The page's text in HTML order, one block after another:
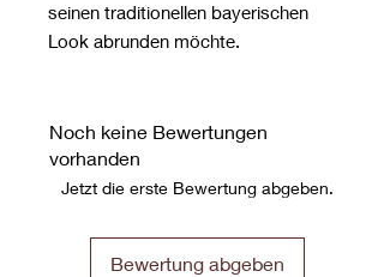
seinen traditionellen bayerischen
Look abrunden möchte.
Noch keine Bewertungen
vorhanden
Jetzt die erste Bewertung abgeben.
Bewertung abgeben